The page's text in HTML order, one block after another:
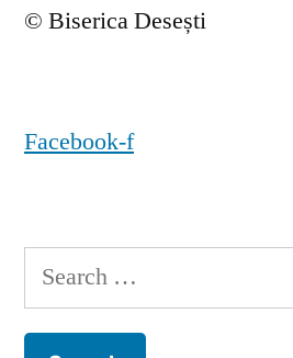
© Biserica Desești
Facebook-f
Search
for: